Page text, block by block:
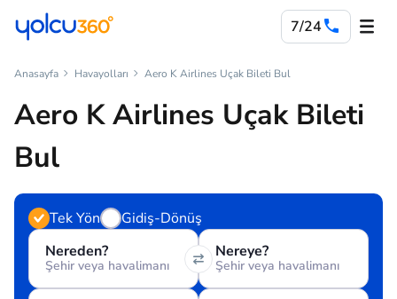
7/24
Anasayfa Havayolları Aero K Airlines Uçak Bileti Bul
Aero K Airlines Uçak Bileti
Bul
Tek Yön
Gidiş-Dönüş
Nereden?
Şehir veya havalimanı
Nereye?
Şehir veya havalimanı